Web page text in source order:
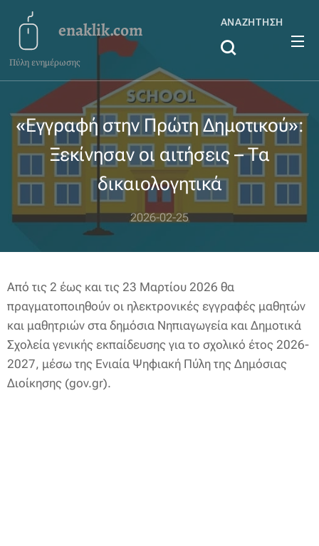
enaklik.com
Πύλη ενημέρωσης
ΑΝΑΖΉΤΗΣΗ
«Εγγραφή στην Πρώτη Δημοτικού»:
Ξεκίνησαν οι αιτήσεις – Τα
δικαιολογητικά
2026-02-25
Από τις 2 έως και τις 23 Μαρτίου 2026 θα
πραγματοποιηθούν οι ηλεκτρονικές εγγραφές μαθητών
και μαθητριών στα δημόσια Νηπιαγωγεία και Δημοτικά
Σχολεία γενικής εκπαίδευσης για το σχολικό έτος 2026-
2027, μέσω της Ενιαία Ψηφιακή Πύλη της Δημόσιας
Διοίκησης (gov.gr).